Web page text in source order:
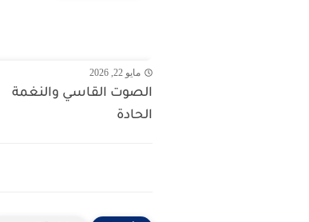
مايو 22, 2026
الصوت القاسي والنغمة
الحادة